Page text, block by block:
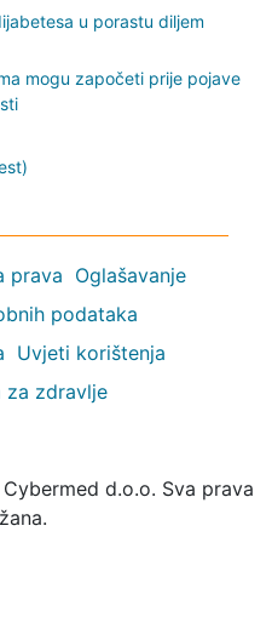
u porastu diljem
mogu započeti prije pojave
prava Oglašavanje
podataka
Uvjeti korištenja
za zdravlje
Cybermed d.o.o. Sva prava